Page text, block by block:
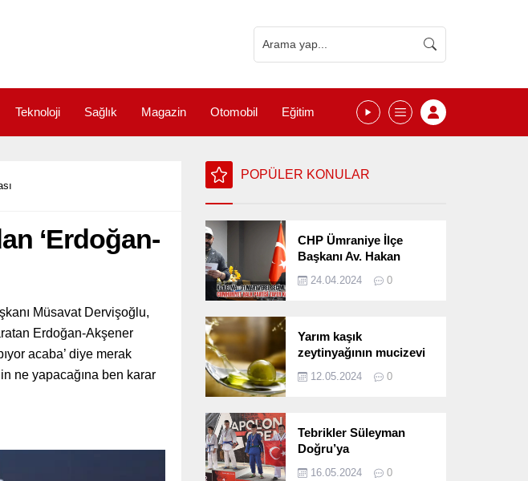
Teknoloji Sağlık Magazin Otomobil Eğitim
‘Erdoğan-
Müsavat Dervişoğlu,
Erdoğan-Akşener
acaba’ diye merak
ne yapacağına ben karar
POPÜLER KONULAR
CHP Ümraniye İlçe
Başkanı Av. Hakan
Seçimlerini
24.04.2024 0
Yarım kaşık
zeytinyağının mucizevi
12.05.2024 0
Tebrikler Süleyman
Doğru’ya
16.05.2024 0